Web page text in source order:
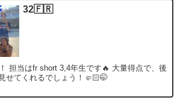
32🇫🇷
担当はfr short 3,4年生です🔥 大量得点で、後
せてくれるでしょう！🤛🏻🤭